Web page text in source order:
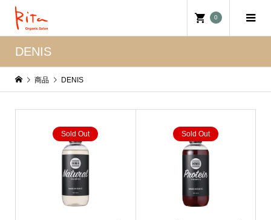
0
DENIS
商品 DENIS
Sold Out Sold Out